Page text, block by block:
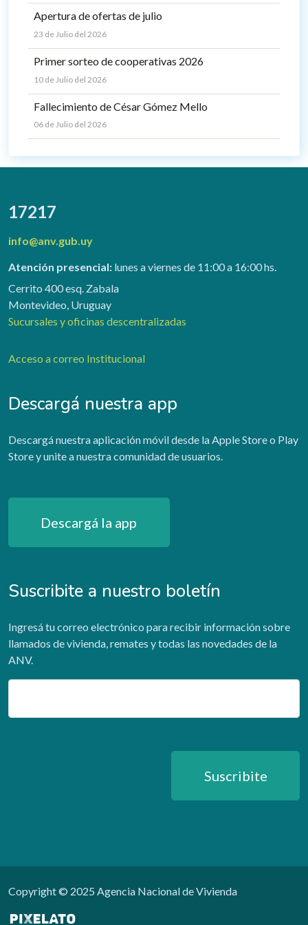
Apertura de ofertas de julio
23 de Julio del 2026
Primer sorteo de cooperativas 2026
10 de Julio del 2026
Fallecimiento de César Gómez Mello
06 de Julio del 2026
17217
info@anv.gub.uy
Atención presencial: lunes a viernes de 11:00 a 16:00 hs.
Cerrito 400 esq. Zabala
Montevideo, Uruguay
Sucursales y oficinas descentralizadas
Acceso a correo Institucional
Descargá nuestra app
Descargá nuestra aplicación móvil desde la Apple Store o Play
Store y unite a nuestra comunidad de usuarios.
Descargá la app
Suscribite a nuestro boletín
Ingresá tu correo electrónico para recibir información sobre
llamados de vivienda, remates y todas las novedades de la
ANV.
Email
Suscribite
Copyright © 2025 Agencia Nacional de Vivienda